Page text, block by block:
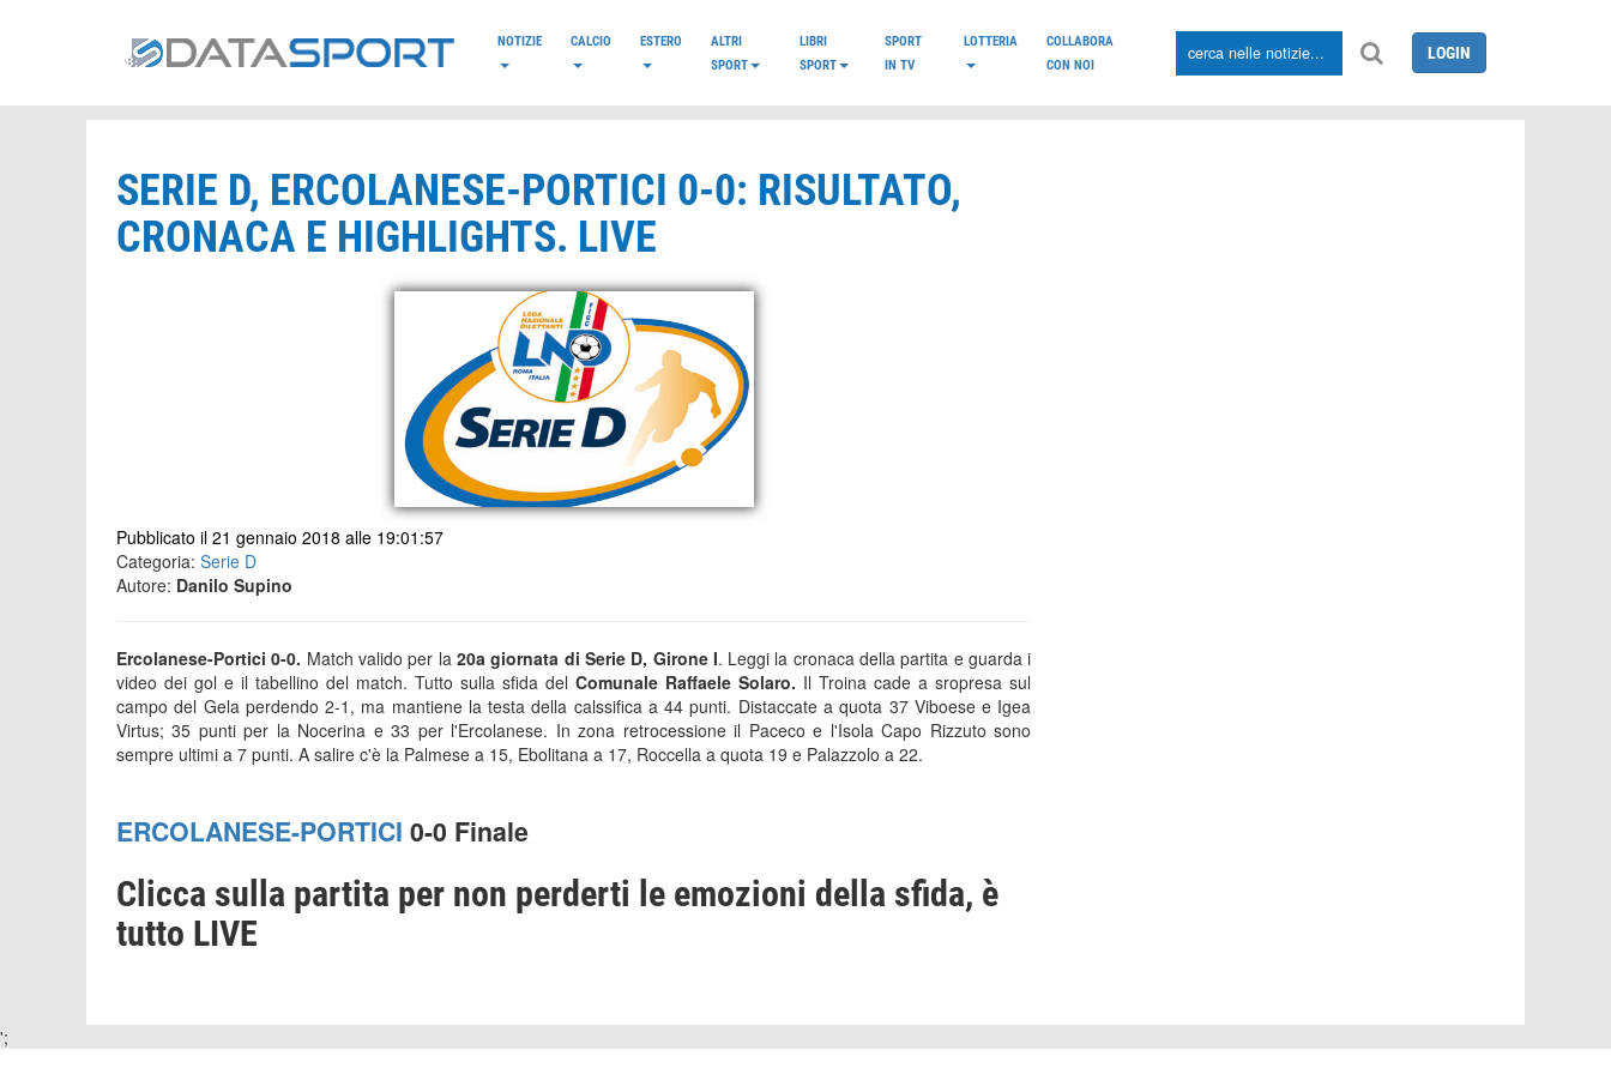
NOTIZIE CALCIO ESTERO
ALTRI
SPORT
LIBRI
SPORT
SPORT
IN TV
LOTTERIA
COLLABORA
CON NOI
LOGIN
SERIE D, ERCOLANESE-PORTICI 0-0: RISULTATO,
CRONACA E HIGHLIGHTS. LIVE
Pubblicato il 21 gennaio 2018 alle 19:01:57
Categoria: Serie D
Autore: Danilo Supino
Ercolanese-Portici 0-0. Match valido per la 20a giornata di Serie D, Girone I. Leggi la cronaca della partita e guarda i
video dei gol e il tabellino del match. Tutto sulla sfida delComunale Raffaele Solaro. Il Troina cade a sropresa sul
campo del Gela perdendo 2-1, ma mantiene la testa della calssifica a 44 punti. Distaccate a quota 37 Viboese e Igea
Virtus; 35 punti per la Nocerina e 33 per l'Ercolanese. In zona retrocessione il Paceco e l'Isola Capo Rizzuto sono
sempre ultimi a 7 punti. A salire c'è la Palmese a 15, Ebolitana a 17, Roccella a quota 19 e Palazzolo a 22.
ERCOLANESE-PORTICI 0-0 Finale
Clicca sulla partita per non perderti le emozioni della sfida, è
tutto LIVE
';